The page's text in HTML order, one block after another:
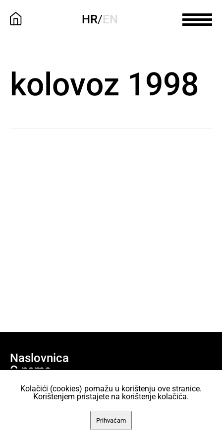
HR/EN
kolovoz 1998
Naslovnica
O nama
Učlani se
Projekti
AKC Attack Sav sadržaj dan je na korištenje pod licencom Creative
Kolačići (cookies) pomažu u korištenju ove stranice.
Korištenjem pristajete na korištenje kolačića.
Prihvaćam